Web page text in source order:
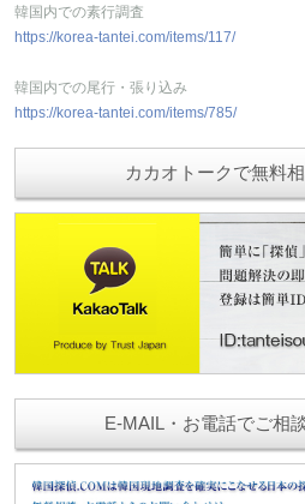
韓国内での素行調査
https://korea-tantei.com/items/117/
韓国内での尾行・張り込み
https://korea-tantei.com/items/785/
カカオトークで無料相
E-MAIL・お電話でご相